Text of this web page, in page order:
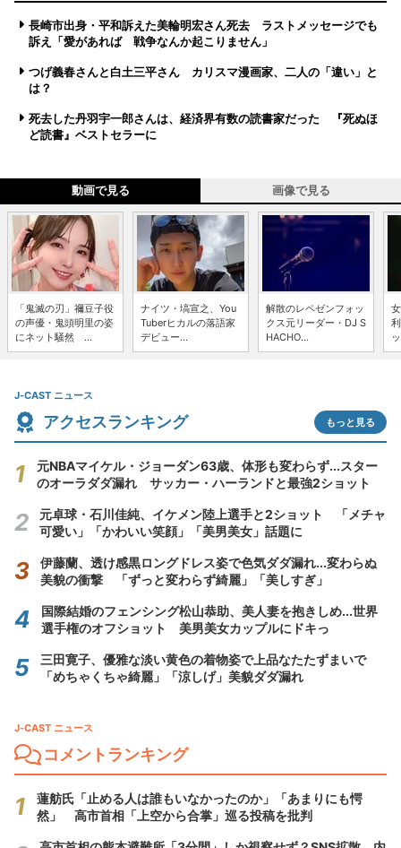
長崎市出身・平和訴えた美輪明宏さん死去 ラストメッセージでも
訴え「愛があれば 戦争なんか起こりません」
つげ義春さんと白土三平さん カリスマ漫画家、二人の「違い」と
は？
死去した丹羽宇一郎さんは、経済界有数の読書家だった 『死ぬほ
ど読書』ベストセラーに
動画で見る 画像で見る
「鬼滅の刃」禰豆子役
の声優・鬼頭明里の姿
にネット騒然 ...
ナイツ・塙宣之、You
Tuberヒカルの落語家
デビュー...
解散のレペゼンフォッ
クス元リーダー・DJ S
HACHO...
J-CAST ニュース
アクセスランキング もっと見る
元NBAマイケル・ジョーダン63歳、体形も変わらず...スター
のオーラダダ漏れ サッカー・ハーランドと最強2ショット
元卓球・石川佳純、イケメン陸上選手と2ショット 「メチャ
可愛い」「かわいい笑顔」「美男美女」話題に
伊藤蘭、透け感黒ロングドレス姿で色気ダダ漏れ...変わらぬ
美貌の衝撃 「ずっと変わらず綺麗」「美しすぎ」
国際結婚のフェンシング松山恭助、美人妻を抱きしめ...世界
選手権のオフショット 美男美女カップルにドキっ
三田寛子、優雅な淡い黄色の着物姿で上品なたたずまいで
「めちゃくちゃ綺麗」「涼しげ」美貌ダダ漏れ
J-CAST ニュース
コメントランキング
蓮舫氏「止める人は誰もいなかったのか」「あまりにも愕
然」 高市首相「上空から合掌」巡る投稿を批判